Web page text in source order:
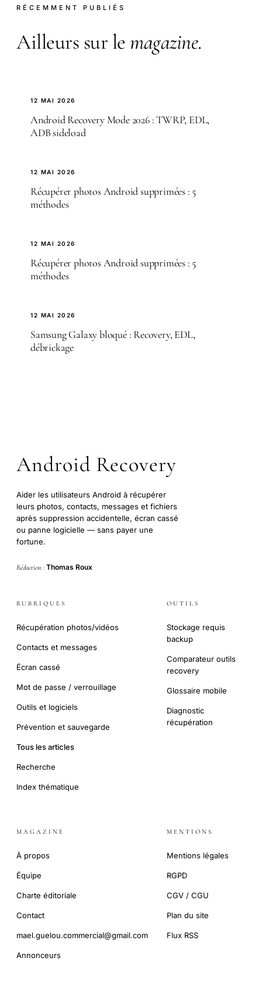
RÉCEMMENT PUBLIÉS
Ailleurs sur le magazine.
12 MAI 2026
Android Recovery Mode 2026 : TWRP, EDL,
ADB sideload
12 MAI 2026
Récupérer photos Android supprimées : 5
méthodes
12 MAI 2026
Récupérer photos Android supprimées : 5
méthodes
12 MAI 2026
Samsung Galaxy bloqué : Recovery, EDL,
débrickage
Android Recovery
Aider les utilisateurs Android à récupérer
leurs photos, contacts, messages et fichiers
après suppression accidentelle, écran cassé
ou panne logicielle — sans payer une
fortune.
Rédaction : Thomas Roux
RUBRIQUES
Récupération photos/vidéos
Contacts et messages
Écran cassé
Mot de passe / verrouillage
Outils et logiciels
Prévention et sauvegarde
Tous les articles
Recherche
Index thématique
OUTILS
Stockage requis
backup
Comparateur outils
recovery
Glossaire mobile
Diagnostic
récupération
MAGAZINE
À propos
Équipe
Charte éditoriale
Contact
mael.guelou.commercial@gmail.com
Annonceurs
MENTIONS
Mentions légales
RGPD
CGV / CGU
Plan du site
Flux RSS